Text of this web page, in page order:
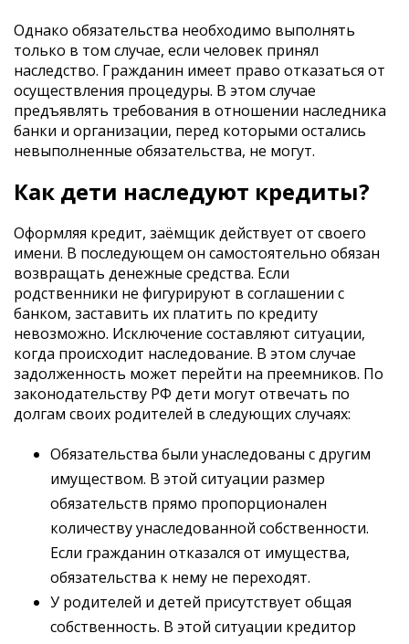
Однако обязательства необходимо выполнять
только в том случае, если человек принял
наследство. Гражданин имеет право отказаться от
осуществления процедуры. В этом случае
предъявлять требования в отношении наследника
банки и организации, перед которыми остались
невыполненные обязательства, не могут.
Как дети наследуют кредиты?
Оформляя кредит, заёмщик действует от своего
имени. В последующем он самостоятельно обязан
возвращать денежные средства. Если
родственники не фигурируют в соглашении с
банком, заставить их платить по кредиту
невозможно. Исключение составляют ситуации,
когда происходит наследование. В этом случае
задолженность может перейти на преемников. По
законодательству РФ дети могут отвечать по
долгам своих родителей в следующих случаях:
Обязательства были унаследованы с другим
имуществом. В этой ситуации размер
обязательств прямо пропорционален
количеству унаследованной собственности.
Если гражданин отказался от имущества,
обязательства к нему не переходят.
У родителей и детей присутствует общая
собственность. В этой ситуации кредитор